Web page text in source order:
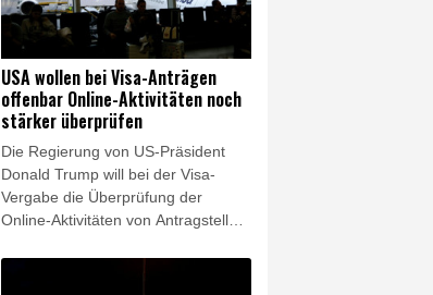
hieß es am Donnerstag beim
Zusammentreffen beider Seiten.
Zudem solle gemeinsam über das
weitere Vorgehen nach dem
schweren Doppel-Erdbeben gehen,
bei dem Ende Juni mehr als 6000
Menschen getötet wurden.
USA wollen bei Visa-Anträgen
offenbar Online-Aktivitäten noch
stärker überprüfen
Die Regierung von US-Präsident
Donald Trump will bei der Visa-
Vergabe die Überprüfung der
Online-Aktivitäten von Antragstellern
Überprüfung von Instagram-Konten